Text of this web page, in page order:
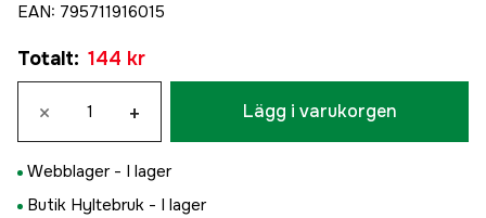
EAN: 795711916015
Totalt: 144 kr
× + Lägg i varukorgen
Webblager - I lager
Butik Hyltebruk - I lager